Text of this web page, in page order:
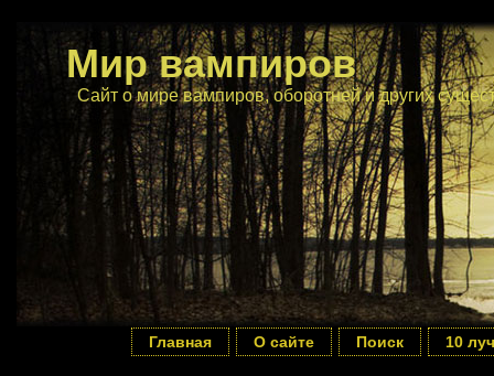
Мир вампиров
Сайт о мире вампиров, оборотней и других
Главная О сайте Поиск 10